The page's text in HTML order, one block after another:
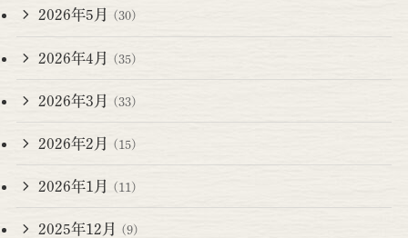
2026年5月 (30)
2026年4月 (35)
2026年3月 (33)
2026年2月 (15)
2026年1月 (11)
2025年12月 (9)